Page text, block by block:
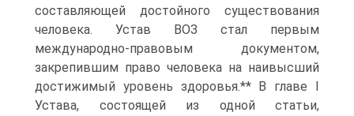
составляющей достойного существования
человека. Устав ВОЗ стал первым
международно-правовым документом,
закрепившим право человека на наивысший
достижимый уровень здоровья.** В главе I
Устава, состоящей из одной статьи,